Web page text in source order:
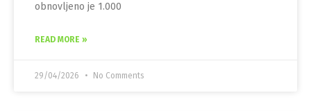
obnovljeno je 1.000
READ MORE »
29/04/2026 No Comments